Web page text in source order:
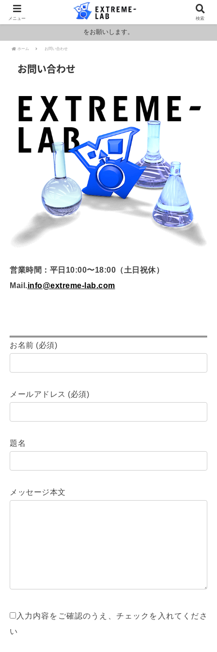
ロシア・ウクライナおよびアメリカ・イランの情勢により燃料および原料
価格が高騰しております。HPの金額と料金が異なりますのでお見積もり
をお願いします。
ホーム お問い合わせ
お問い合わせ
営業時間：平日10:00〜18:00（土日祝休）
Mail.info@extreme-lab.com
お名前 (必須)
メールアドレス (必須)
題名
メッセージ本文
入力内容をご確認のうえ、チェックを入れてくださ
い
メニュー 検索